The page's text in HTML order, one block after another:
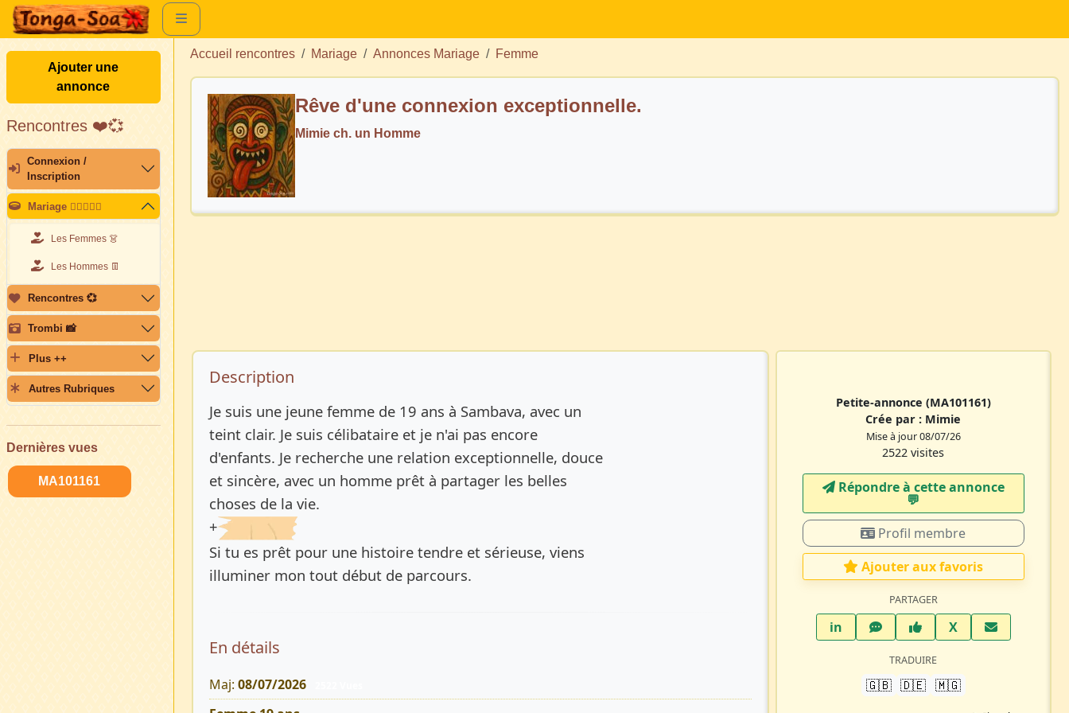
Ajouter une
annonce
Rencontres ❤️💞
Connexion /
Inscription
Mariage 👩🏽‍❤️‍👨🏽
Les Femmes 👗
Les Hommes 👖
Rencontres 💞
Trombi 📸
Plus ++
Autres Rubriques
Dernières vues
MA101161
Accueil rencontres Mariage Annonces Mariage Femme
Rêve d'une connexion exceptionnelle.
Mimie ch. un Homme
Description de l’annonce
Description
Je suis une jeune femme de 19 ans à Sambava, avec un
teint clair. Je suis célibataire et je n'ai pas encore
d'enfants. Je recherche une relation exceptionnelle, douce
et sincère, avec un homme prêt à partager les belles
choses de la vie.
+
Si tu es prêt pour une histoire tendre et sérieuse, viens
illuminer mon tout début de parcours.
En détails
Maj: 08/07/2026
Petite-annonce (MA101161)
Crée par : Mimie
Mise à jour 08/07/26
2522 visites
Répondre à cette annonce
💬​
Profil membre
Ajouter aux favoris
PARTAGER
inLinkedInWhatsAppFacebook
XTwitter X
TRADUIRE
🇬🇧 🇩🇪 🇲🇬